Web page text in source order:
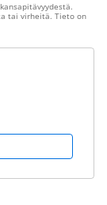
tai virheitä. Tieto on